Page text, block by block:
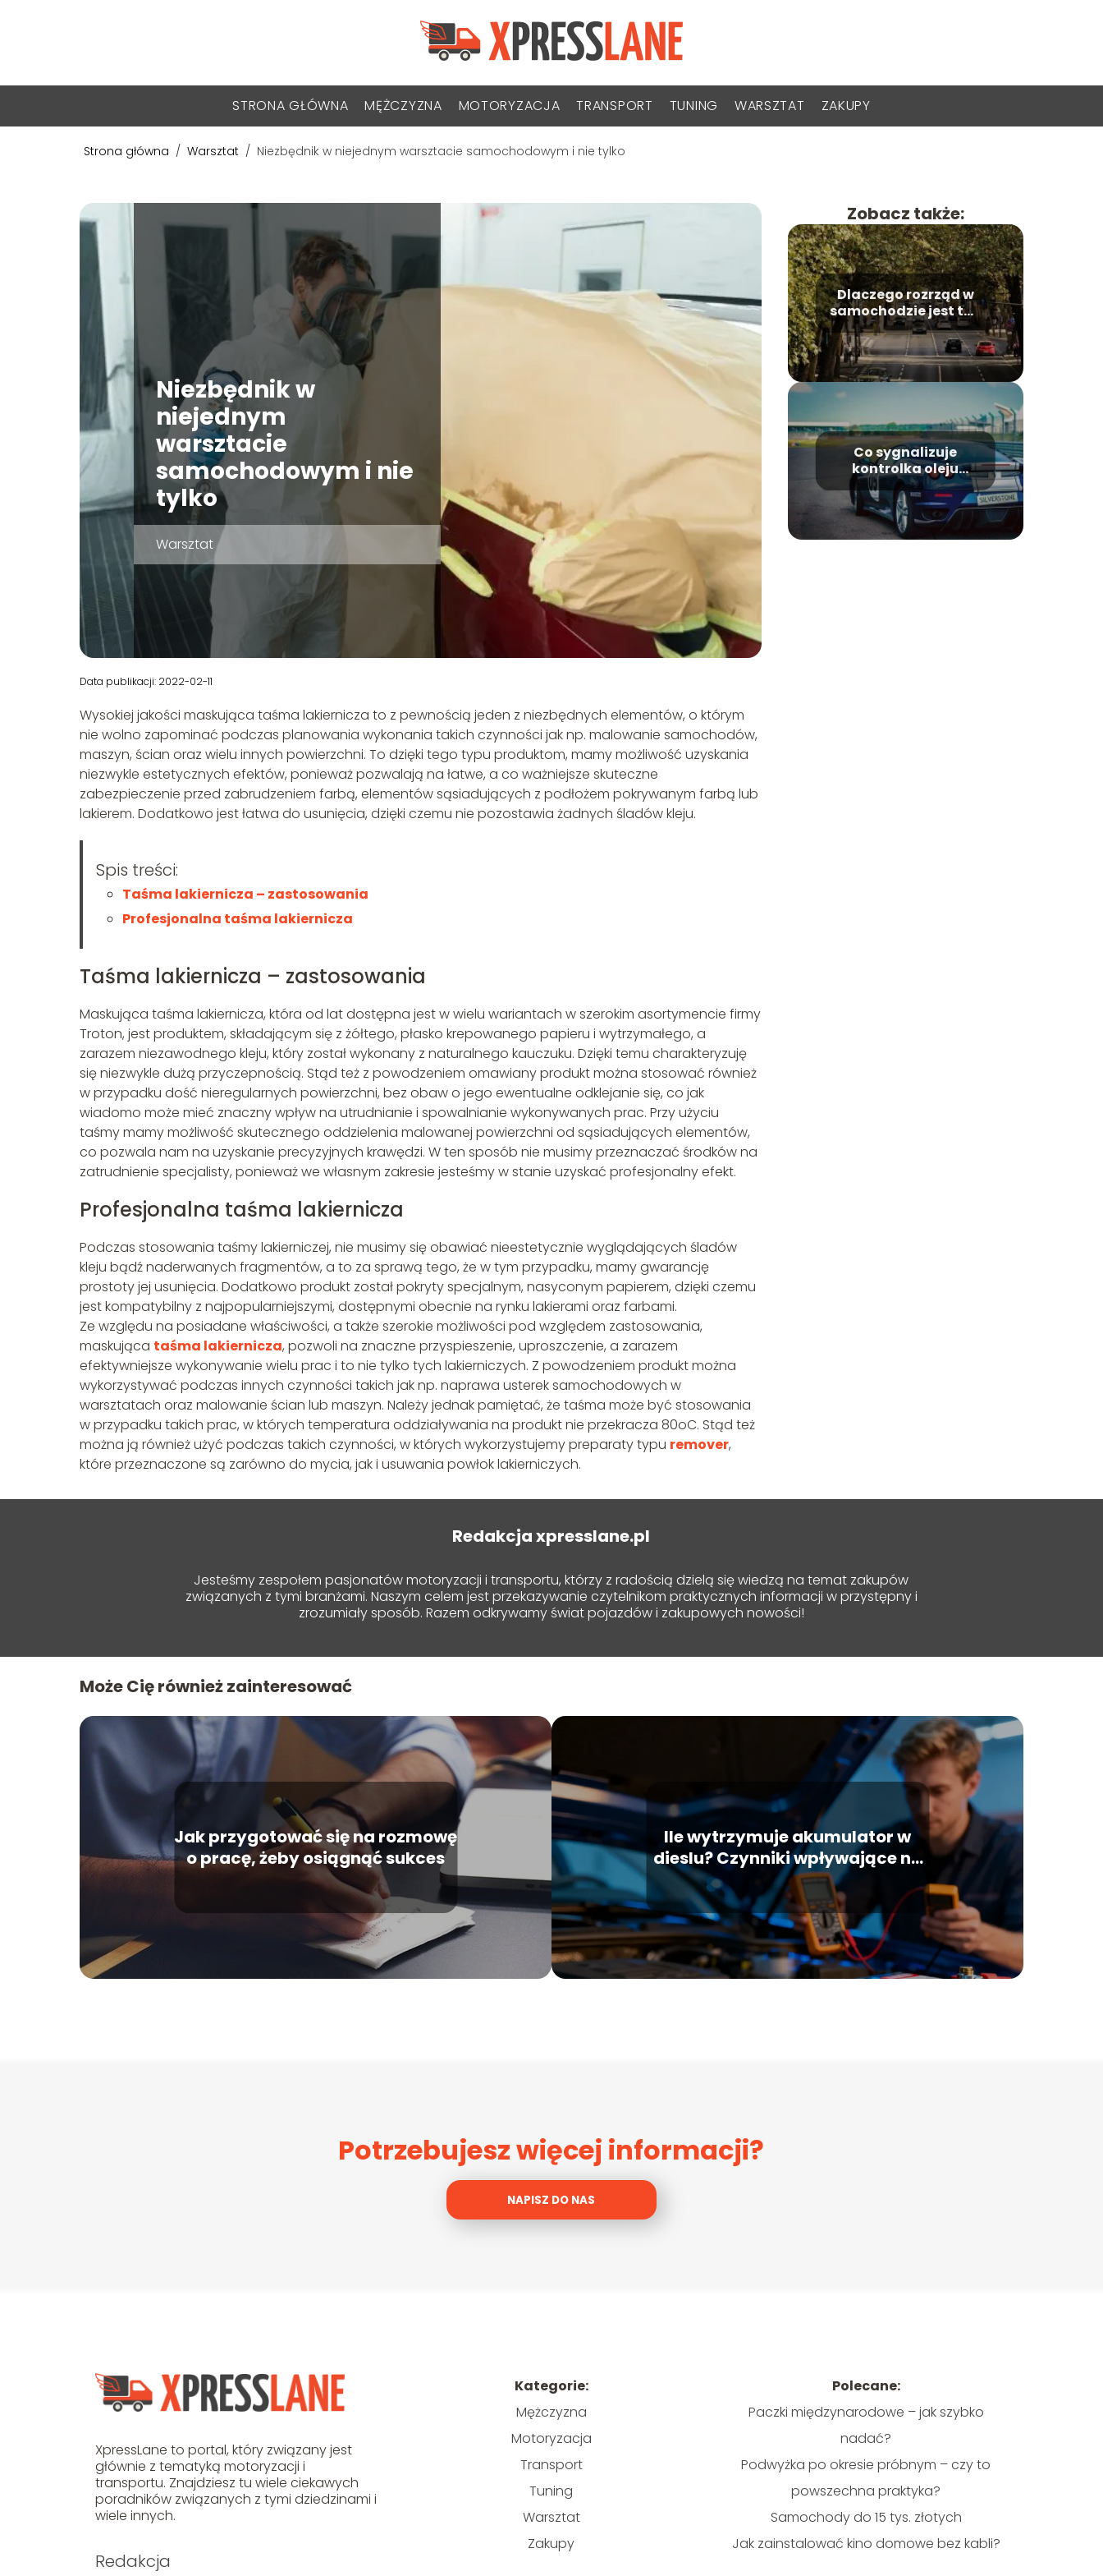
STRONA GŁÓWNA MĘŻCZYZNA MOTORYZACJA TRANSPORT TUNING WARSZTAT ZAKUPY
Strona główna / Warsztat / Niezbędnik w niejednym warsztacie samochodowym i nie tylko
Niezbędnik w
niejednym
warsztacie
samochodowym i nie
tylko
Warsztat
Data publikacji: 2022-02-11
Wysokiej jakości maskująca taśma lakiernicza to z pewnością jeden z niezbędnych elementów, o którym
nie wolno zapominać podczas planowania wykonania takich czynności jak np. malowanie samochodów,
maszyn, ścian oraz wielu innych powierzchni. To dzięki tego typu produktom, mamy możliwość uzyskania
niezwykle estetycznych efektów, ponieważ pozwalają na łatwe, a co ważniejsze skuteczne
zabezpieczenie przed zabrudzeniem farbą, elementów sąsiadujących z podłożem pokrywanym farbą lub
lakierem. Dodatkowo jest łatwa do usunięcia, dzięki czemu nie pozostawia żadnych śladów kleju.
Spis treści:
Taśma lakiernicza – zastosowania
Profesjonalna taśma lakiernicza
Taśma lakiernicza – zastosowania
Maskująca taśma lakiernicza, która od lat dostępna jest w wielu wariantach w szerokim asortymencie firmy
Troton, jest produktem, składającym się z żółtego, płasko krepowanego papieru i wytrzymałego, a
zarazem niezawodnego kleju, który został wykonany z naturalnego kauczuku. Dzięki temu charakteryzuję
się niezwykle dużą przyczepnością. Stąd też z powodzeniem omawiany produkt można stosować również
w przypadku dość nieregularnych powierzchni, bez obaw o jego ewentualne odklejanie się, co jak
wiadomo może mieć znaczny wpływ na utrudnianie i spowalnianie wykonywanych prac. Przy użyciu
taśmy mamy możliwość skutecznego oddzielenia malowanej powierzchni od sąsiadujących elementów,
co pozwala nam na uzyskanie precyzyjnych krawędzi. W ten sposób nie musimy przeznaczać środków na
zatrudnienie specjalisty, ponieważ we własnym zakresie jesteśmy w stanie uzyskać profesjonalny efekt.
Profesjonalna taśma lakiernicza
Podczas stosowania taśmy lakierniczej, nie musimy się obawiać nieestetycznie wyglądających śladów
kleju bądź naderwanych fragmentów, a to za sprawą tego, że w tym przypadku, mamy gwarancję
prostoty jej usunięcia. Dodatkowo produkt został pokryty specjalnym, nasyconym papierem, dzięki czemu
jest kompatybilny z najpopularniejszymi, dostępnymi obecnie na rynku lakierami oraz farbami.
Ze względu na posiadane właściwości, a także szerokie możliwości pod względem zastosowania,
maskująca taśma lakiernicza, pozwoli na znaczne przyspieszenie, uproszczenie, a zarazem
efektywniejsze wykonywanie wielu prac i to nie tylko tych lakierniczych. Z powodzeniem produkt można
wykorzystywać podczas innych czynności takich jak np. naprawa usterek samochodowych w
warsztatach oraz malowanie ścian lub maszyn. Należy jednak pamiętać, że taśma może być stosowania
w przypadku takich prac, w których temperatura oddziaływania na produkt nie przekracza 80oC. Stąd też
można ją również użyć podczas takich czynności, w których wykorzystujemy preparaty typu remover,
które przeznaczone są zarówno do mycia, jak i usuwania powłok lakierniczych.
Zobacz także:
Dlaczego rozrząd w
samochodzie jest tak
ważny?
Co sygnalizuje
kontrolka oleju
silnikowego?
Redakcja xpresslane.pl
Jesteśmy zespołem pasjonatów motoryzacji i transportu, którzy z radością dzielą się wiedzą na temat zakupów
związanych z tymi branżami. Naszym celem jest przekazywanie czytelnikom praktycznych informacji w przystępny i
zrozumiały sposób. Razem odkrywamy świat pojazdów i zakupowych nowości!
Może Cię również zainteresować
Jak przygotować się na rozmowę
o pracę, żeby osiągnąć sukces
Ile wytrzymuje akumulator w
dieslu? Czynniki wpływające na
żywotność
Potrzebujesz więcej informacji?
NAPISZ DO NAS
XpressLane to portal, który związany jest
głównie z tematyką motoryzacji i
transportu. Znajdziesz tu wiele ciekawych
poradników związanych z tymi dziedzinami i
wiele innych.
Redakcja
Kategorie:
Mężczyzna
Motoryzacja
Transport
Tuning
Warsztat
Zakupy
Polecane:
Paczki międzynarodowe – jak szybko
nadać?
Podwyżka po okresie próbnym – czy to
powszechna praktyka?
Samochody do 15 tys. złotych
Jak zainstalować kino domowe bez kabli?